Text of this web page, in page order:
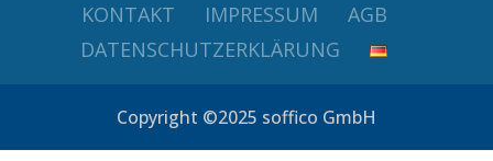
KONTAKT IMPRESSUM
AGB
DATENSCHUTZERKLÄRUNG
Copyright ©2025 soffico GmbH